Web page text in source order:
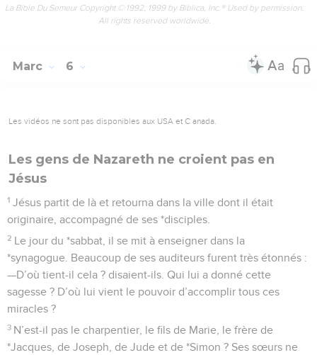
La Bible Du Semeur Copyright © 1992, 1999 by Biblica, Inc.® Used by permission.
All rights reserved worldwide.
Marc 6
Les vidéos ne sont pas disponibles aux USA et C anada.
Les gens de Nazareth ne croient pas en
Jésus
1 Jésus partit de là et retourna dans la ville dont il était
originaire, accompagné de ses *disciples.
2 Le jour du *sabbat, il se mit à enseigner dans la
*synagogue. Beaucoup de ses auditeurs furent très étonnés :
—D’où tient-il cela ? disaient-ils. Qui lui a donné cette
sagesse ? D’où lui vient le pouvoir d’accomplir tous ces
miracles ?
3 N’est-il pas le charpentier, le fils de Marie, le frère de
*Jacques, de Joseph, de Jude et de *Simon ? Ses sœurs ne